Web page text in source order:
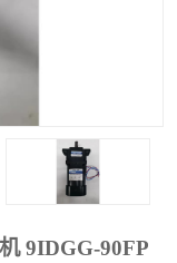
9IDGG-90FP